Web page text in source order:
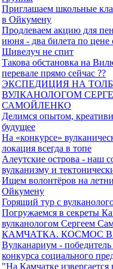
Приглашаем школьные
в Ойкумену
Продлеваем акцию для
июня - два билета по цене
Шивелуч не спит
Такова обстановка на
перевале прямо сейчас ??
ЭКСПЕДИЦИЯ НА
ВУЛКАНОЛОГОМ
САМОЙЛЕНКО
Делимся опытом,
будущее
На «конкурсе»
локация всегда в топе
Алеутские острова - наш
вулканизму и
Ищем волонтёров на
Ойкумену
Горящий тур с
Погружаемся в секреты
вулканологом Сергеем
КАМЧАТКА. КОСМОС
Вулканариум -
конкурса социального
"На Камчатке извергается